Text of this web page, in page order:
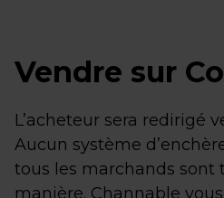
Vendre sur
L’acheteur sera redirigé
Aucun système
tous les marchands sont
manière. Channable